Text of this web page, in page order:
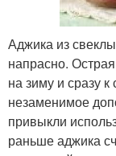
Аджика из
напрасно.
на зиму и сразу
незаменимое
привыкли
раньше аджика